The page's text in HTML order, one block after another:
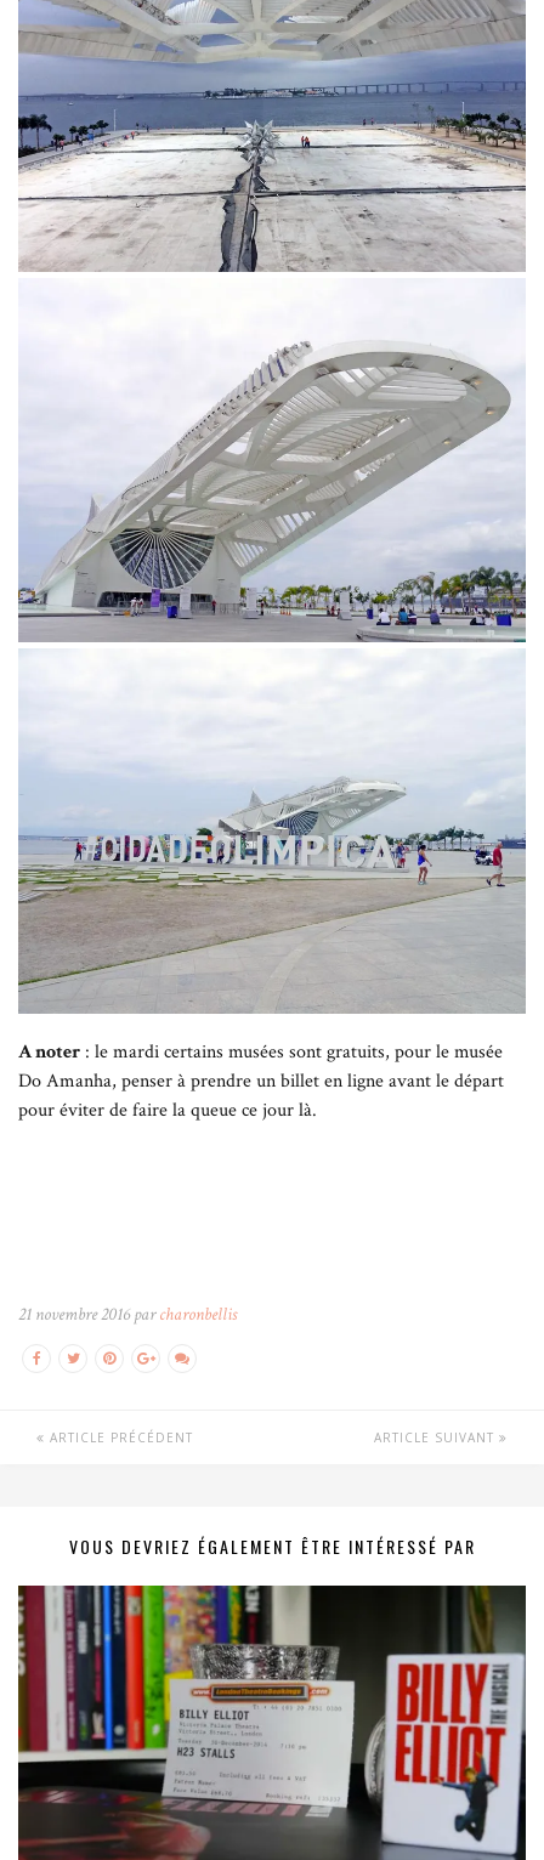
A noter : le mardi certains musées sont gratuits, pour le musée
Do Amanha, penser à prendre un billet en ligne avant le départ
pour éviter de faire la queue ce jour là.
21 novembre 2016 parcharonbellis
ARTICLE PRÉCÉDENT ARTICLE SUIVANT
VOUS DEVRIEZ ÉGALEMENT ÊTRE INTÉRESSÉ PAR